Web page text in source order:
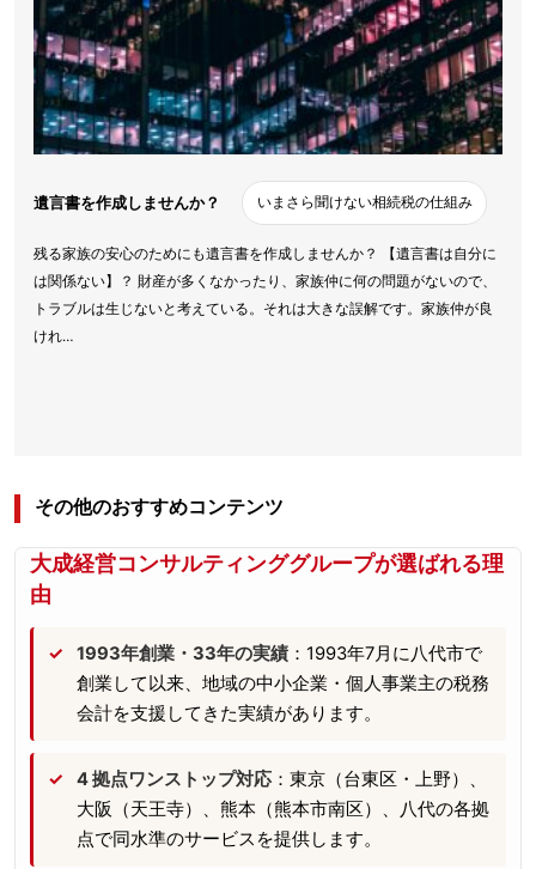
遺言書を作成しませんか？ いまさら聞けない相続税の仕組み
残る家族の安心のためにも遺言書を作成しませんか？ 【遺言書は自分に
は関係ない】？ 財産が多くなかったり、家族仲に何の問題がないので、
トラブルは生じないと考えている。それは大きな誤解です。家族仲が良
けれ…
その他のおすすめコンテンツ
大成経営コンサルティンググループが選ばれる理
由
1993年創業・33年の実績 ：1993年7月に八代市で
創業して以来、地域の中小企業・個人事業主の税務
会計を支援してきた実績があります。
4 拠点ワンストップ対応 ：東京（台東区・上野）、
大阪（天王寺）、熊本（熊本市南区）、八代の各拠
点で同水準のサービスを提供します。